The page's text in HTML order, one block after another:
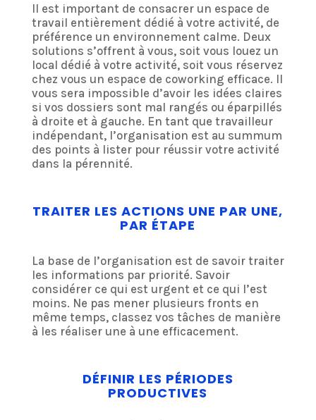
Il est important de consacrer un espace de
travail entièrement dédié à votre activité, de
préférence un environnement calme. Deux
solutions s’offrent à vous, soit vous louez un
local dédié à votre activité, soit vous réservez
chez vous un espace de coworking efficace. Il
vous sera impossible d’avoir les idées claires
si vos dossiers sont mal rangés ou éparpillés
à droite et à gauche. En tant que travailleur
indépendant, l’organisation est au summum
des points à lister pour réussir votre activité
dans la pérennité.
TRAITER LES ACTIONS UNE PAR UNE,
PAR ÉTAPE
La base de l’organisation est de savoir traiter
les informations par priorité. Savoir
considérer ce qui est urgent et ce qui l’est
moins. Ne pas mener plusieurs fronts en
même temps, classez vos tâches de manière
à les réaliser une à une efficacement.
DÉFINIR LES PÉRIODES
PRODUCTIVES